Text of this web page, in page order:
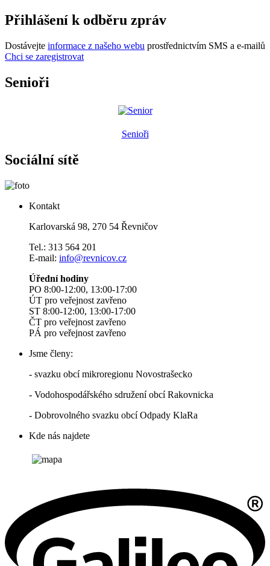
Přihlášení k odběru zpráv
Dostávejte informace z našeho webu prostřednictvím SMS a e-mailů
Chci se zaregistrovat
Senioři
Senioři
Sociální sítě
Kontakt
Karlovarská 98, 270 54 Řevničov
Tel.: 313 564 201
E-mail: info@revnicov.cz
Úřední hodiny
PO 8:00-12:00, 13:00-17:00
ÚT pro veřejnost zavřeno
ST 8:00-12:00, 13:00-17:00
ČT pro veřejnost zavřeno
PÁ pro veřejnost zavřeno
Jsme členy:
- svazku obcí mikroregionu Novostrašecko
- Vodohospodářského sdružení obcí Rakovnicka
- Dobrovolného svazku obcí Odpady KlaRa
Kde nás najdete